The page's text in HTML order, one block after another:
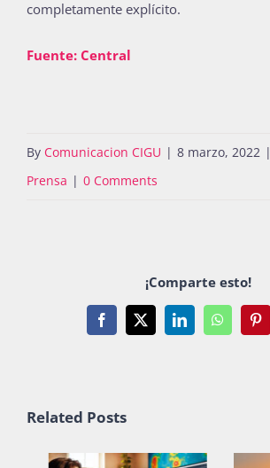
completamente explícito.
Fuente: Central
By Comunicacion CIGU | 8 marzo, 2022 |
Prensa | 0 Comments
¡Comparte esto!
Facebook
X LinkedInWhatsApp
Related Posts